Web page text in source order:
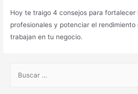
Hoy te traigo 4 consejos para fortalecer
profesionales y potenciar el rendimiento
trabajan en tu negocio.